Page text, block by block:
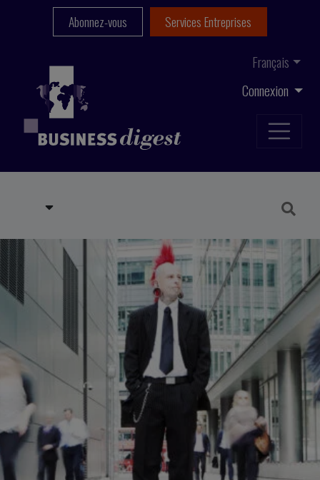
Connexion
Français
Abonnez-vous Services Entreprises